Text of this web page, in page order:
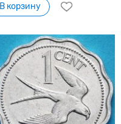
В корзину